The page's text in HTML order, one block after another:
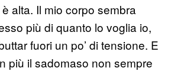
alta. Il mio corpo sembra
più di quanto lo voglia io,
fuori un po’ di tensione. E
più il sadomaso non sempre